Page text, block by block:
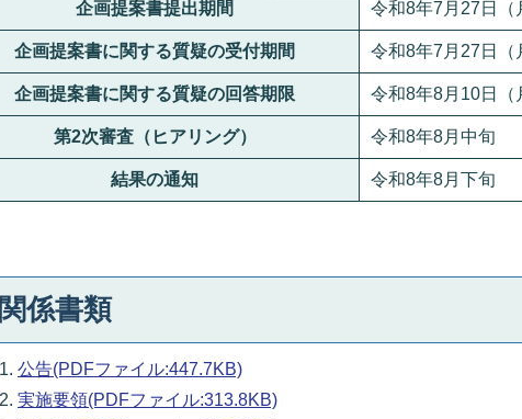
企画提案書提出期間 令和8年7月27日（
企画提案書に関する質疑の受付期間 令和8年7月27日（
企画提案書に関する質疑の回答期限 令和8年8月10日（
第2次審査（ヒアリング） 令和8年8月中旬
結果の通知 令和8年8月下旬
関係書類
公告(PDFファイル:447.7KB)
実施要領(PDFファイル:313.8KB)